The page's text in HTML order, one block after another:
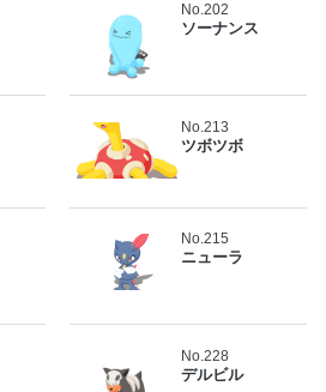
No.202
ソーナンス
No.213
ツボツボ
No.215
ニューラ
No.228
デルビル